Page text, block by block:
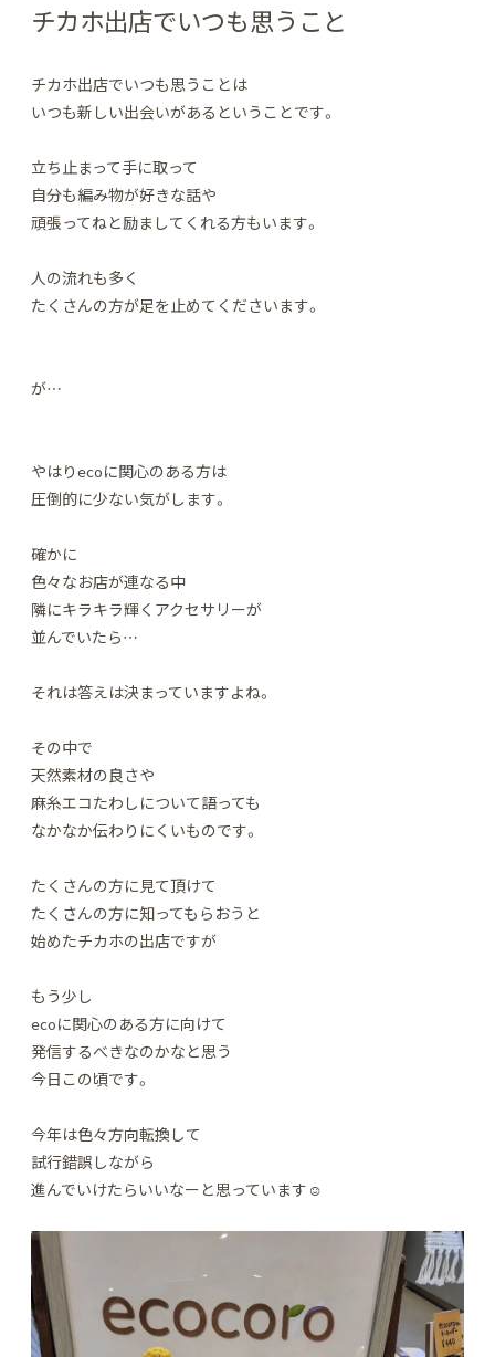
チカホ出店でいつも思うこと
チカホ出店でいつも思うことは
いつも新しい出会いがあるということです。
立ち止まって手に取って
自分も編み物が好きな話や
頑張ってねと励ましてくれる方もいます。
人の流れも多く
たくさんの方が足を止めてくださいます。
が…
やはりecoに関心のある方は
圧倒的に少ない気がします。
確かに
色々なお店が連なる中
隣にキラキラ輝くアクセサリーが
並んでいたら…
それは答えは決まっていますよね。
その中で
天然素材の良さや
麻糸エコたわしについて語っても
なかなか伝わりにくいものです。
たくさんの方に見て頂けて
たくさんの方に知ってもらおうと
始めたチカホの出店ですが
もう少し
ecoに関心のある方に向けて
発信するべきなのかなと思う
今日この頃です。
今年は色々方向転換して
試行錯誤しながら
進んでいけたらいいなーと思っています☺